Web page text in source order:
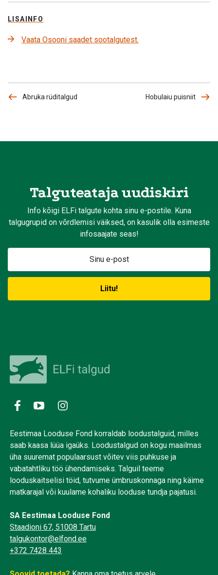
LISAINFO
Vaata Osooni saadet sootalgutest.
Abruka rüditalgud Hobulaiu puisniit
Talguteataja uudiskiri
Info kõigi ELFi talgute kohta sinu e-postile. Kuna
talgugrupid on võrdlemisi väiksed, on kasulik olla esimeste
infosaajate seas!
Eestimaa Looduse Fond korraldab loodustalguid, milles
saab kaasa lüüa igaüks. Loodustalgud on kogu maailmas
üha suuremat populaarsust võitev viis puhkuse ja
vabatahtliku töö ühendamiseks. Talguil teeme
looduskaitselisi töid, tutvume ümbruskonnaga ning käime
matkarajal või kuulame kohaliku looduse tundja pajatusi.
SA Eestimaa Looduse Fond
Staadioni 67, 51008 Tartu
talgukontor@elfond.ee
+372 7428 443